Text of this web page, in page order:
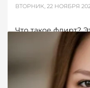
ВТОРНИК, 22 НОЯБРЯ
Что такое флирт?
невербальных
чтобы выразить
человеке. Флирт —
безопасно, флирт